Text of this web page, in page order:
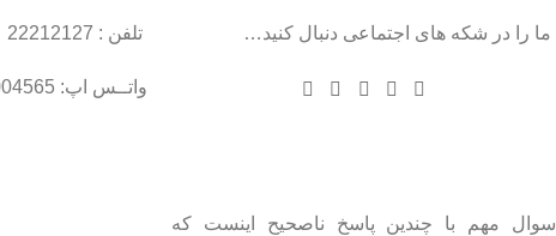
ما را در شکه های اجتماعی دنبال کنید… تلفن : 22212127
واتــس اپ: 09102004565
سوال مهم با چندین پاسخ ناصحیح اینست که